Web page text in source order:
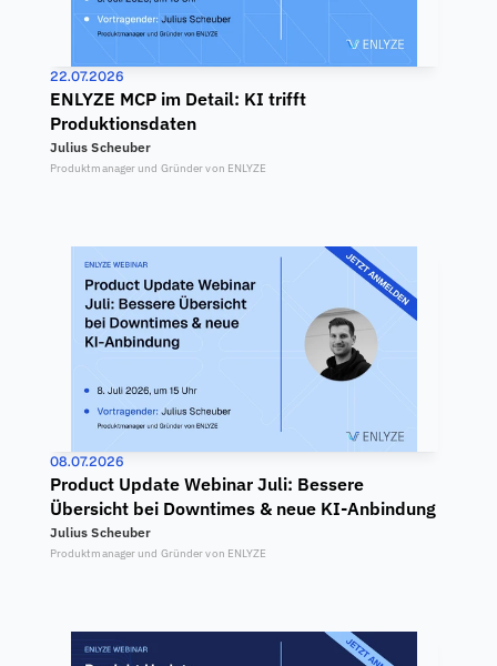
22.07.2026
ENLYZE MCP im Detail: KI trifft
Produktionsdaten
Julius Scheuber
Produktmanager und Gründer von ENLYZE
08.07.2026
Product Update Webinar Juli: Bessere
Übersicht bei Downtimes & neue KI-Anbindung
Julius Scheuber
Produktmanager und Gründer von ENLYZE